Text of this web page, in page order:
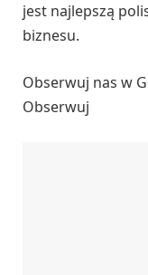
jest najlepszą
biznesu.
Obserwuj nas w
Obserwuj